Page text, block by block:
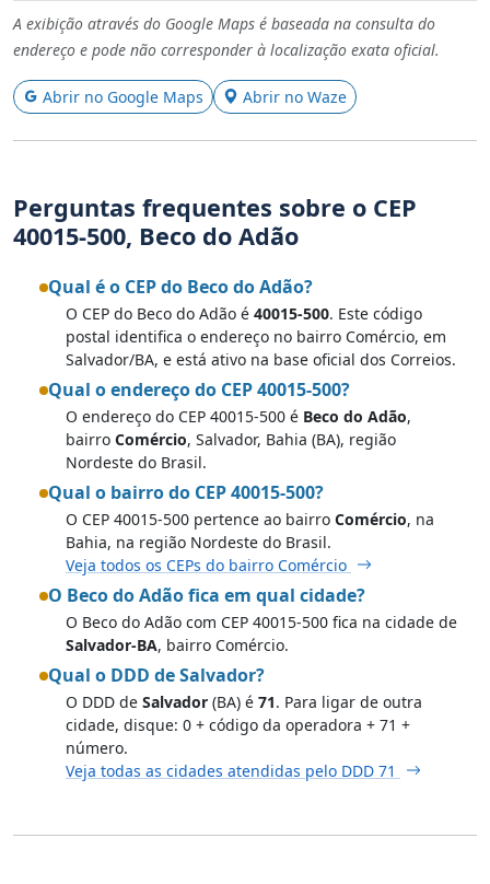
A exibição através do Google Maps é baseada na consulta do
endereço e pode não corresponder à localização exata oficial.
Abrir no Google Maps Abrir no Waze
Perguntas frequentes sobre o CEP
40015-500, Beco do Adão
Qual é o CEP do Beco do Adão?
O CEP do Beco do Adão é 40015-500. Este código
postal identifica o endereço no bairro Comércio, em
Salvador/BA, e está ativo na base oficial dos Correios.
Qual o endereço do CEP 40015-500?
O endereço do CEP 40015-500 é Beco do Adão,
bairro Comércio, Salvador, Bahia (BA), região
Nordeste do Brasil.
Qual o bairro do CEP 40015-500?
O CEP 40015-500 pertence ao bairro Comércio, na
Bahia, na região Nordeste do Brasil.
Veja todos os CEPs do bairro Comércio
O Beco do Adão fica em qual cidade?
O Beco do Adão com CEP 40015-500 fica na cidade de
Salvador-BA, bairro Comércio.
Qual o DDD de Salvador?
O DDD de Salvador (BA) é 71. Para ligar de outra
cidade, disque: 0 + código da operadora + 71 +
número.
Veja todas as cidades atendidas pelo DDD 71